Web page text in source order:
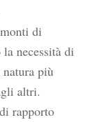
di
necessità di
più
altri.
rapporto